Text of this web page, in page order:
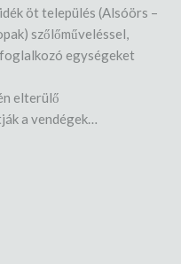
öt település (Alsóörs –
szőlőműveléssel,
egységeket
elterülő
a vendégek…